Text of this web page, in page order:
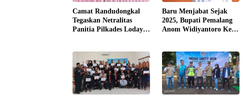
​Camat Randudongkal
Tegaskan Netralitas
Panitia Pilkades Lodaya
​Baru Menjabat Sejak
2025, Bupati Pemalang
Anom Widiyantoro Kena